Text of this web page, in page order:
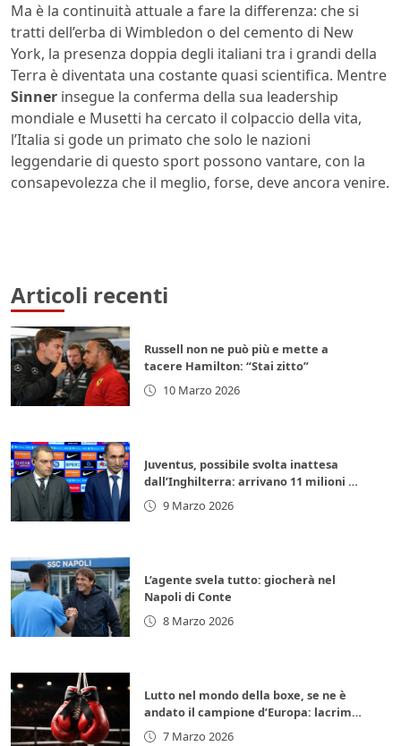
Ma è la continuità attuale a fare la differenza: che si
tratti dell’erba di Wimbledon o del cemento di New
York, la presenza doppia degli italiani tra i grandi della
Terra è diventata una costante quasi scientifica. Mentre
Sinner insegue la conferma della sua leadership
mondiale e Musetti ha cercato il colpaccio della vita,
l’Italia si gode un primato che solo le nazioni
leggendarie di questo sport possono vantare, con la
consapevolezza che il meglio, forse, deve ancora venire.
Articoli recenti
Russell non ne può più e mette a
tacere Hamilton: “Stai zitto”
10 Marzo 2026
Juventus, possibile svolta inattesa
dall’Inghilterra: arrivano 11 milioni di
euro subito
9 Marzo 2026
L’agente svela tutto: giocherà nel
Napoli di Conte
8 Marzo 2026
Lutto nel mondo della boxe, se ne è
andato il campione d’Europa: lacrime
per la leggenda italiana
7 Marzo 2026